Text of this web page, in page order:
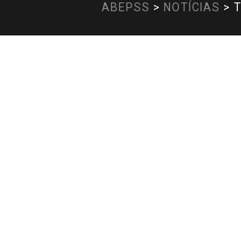
ABEPSS > NOTÍCIAS >